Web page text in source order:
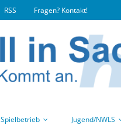
RSS Fragen? Kontakt!
Spielbetrieb Jugend/NWLS